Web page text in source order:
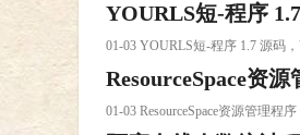
YOURLS短-程序 1.7
01-03 YOURLS短-程序 1.7 源码
ResourceSpace资
01-03 ResourceSpace资源管理程